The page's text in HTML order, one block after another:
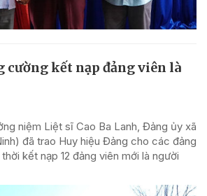
cường kết nạp đảng viên là
niệm Liệt sĩ Cao Ba Lanh, Đảng ủy xã
đã trao Huy hiệu Đảng cho các đảng
kết nạp 12 đảng viên mới là người